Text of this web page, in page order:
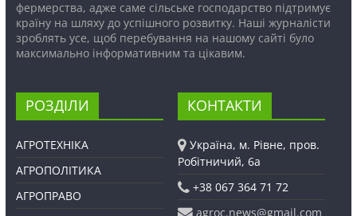
фермерства, адже саме сільське господарство підтримує
країну на шляху до успішного розвитку. Наші журналісти
зроблять усе, щоб перебування на нашому сайті було
максимально інформативним та цікавим.
РОЗДІЛИ
АГРОТЕХНІКА
АГРОПОЛІТИКА
АГРОПРАВО
КОНТАКТИ
Україна, м. Рівне, пров.
Робітничий, 6а
+38 067 364 71 72
agroc.news@gmail.com